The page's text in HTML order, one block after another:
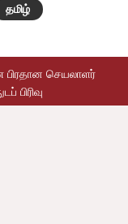
தமிழ்
பிரதான செயலாளர்
பிரிவு